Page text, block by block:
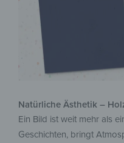
Natürliche Ästhetik –
Ein Bild ist weit mehr als
Geschichten, bringt